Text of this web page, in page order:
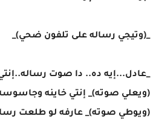
_(وتيجي رساله على تلفون ضحي)_
_عادل...إيه ده.. دا صوت
(ويعلي صوته)_ إنتي خاينه
(ويوطي صوته)_ عارفه لو طلعت